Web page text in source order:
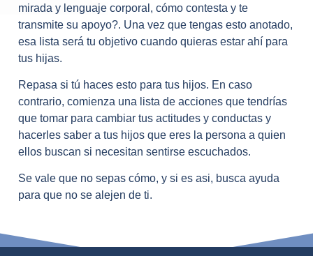
mirada y lenguaje corporal, cómo contesta y te
transmite su apoyo?. Una vez que tengas esto anotado,
esa lista será tu objetivo cuando quieras estar ahí para
tus hijas.
Repasa si tú haces esto para tus hijos. En caso
contrario, comienza una lista de acciones que tendrías
que tomar para cambiar tus actitudes y conductas y
hacerles saber a tus hijos que eres la persona a quien
ellos buscan si necesitan sentirse escuchados.
Se vale que no sepas cómo, y si es asi, busca ayuda
para que no se alejen de ti.